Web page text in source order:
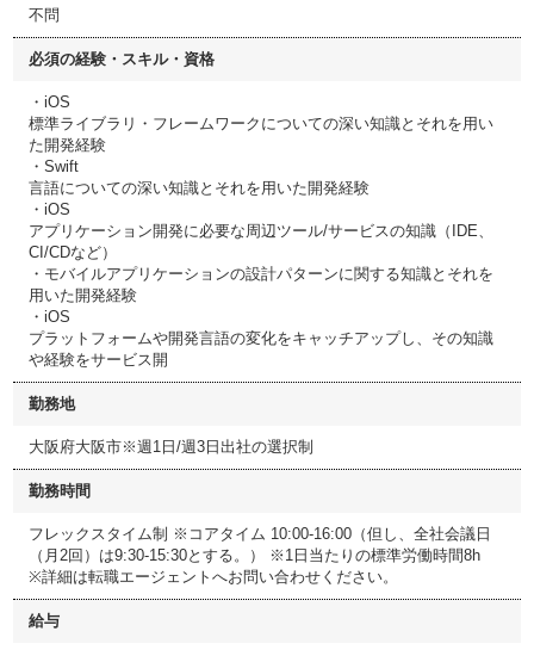
不問
必須の経験・スキル・資格
・iOS
標準ライブラリ・フレームワークについての深い知識とそれを用い
た開発経験
・Swift
言語についての深い知識とそれを用いた開発経験
・iOS
アプリケーション開発に必要な周辺ツール/サービスの知識（IDE、
CI/CDなど）
・モバイルアプリケーションの設計パターンに関する知識とそれを
用いた開発経験
・iOS
プラットフォームや開発言語の変化をキャッチアップし、その知識
や経験をサービス開
勤務地
大阪府大阪市※週1日/週3日出社の選択制
勤務時間
フレックスタイム制 ※コアタイム 10:00-16:00（但し、全社会議日
（月2回）は9:30-15:30とする。） ※1日当たりの標準労働時間8h
※詳細は転職エージェントへお問い合わせください。
給与